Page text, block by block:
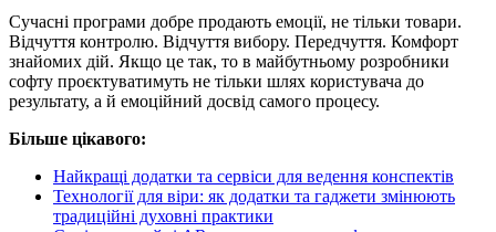
Сучасні програми добре продають емоції, не тільки товари.
Відчуття контролю. Відчуття вибору. Передчуття. Комфорт
знайомих дій. Якщо це так, то в майбутньому розробники
софту проєктуватимуть не тільки шлях користувача до
результату, а й емоційний досвід самого процесу.
Більше цікавого:
Найкращі додатки та сервіси для ведення конспектів
Технології для віри: як додатки та гаджети змінюють
традиційні духовні практики